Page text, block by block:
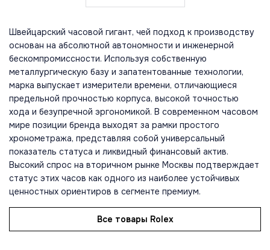
Швейцарский часовой гигант, чей подход к производству
основан на абсолютной автономности и инженерной
бескомпромиссности. Используя собственную
металлургическую базу и запатентованные технологии,
марка выпускает измерители времени, отличающиеся
предельной прочностью корпуса, высокой точностью
хода и безупречной эргономикой. В современном часовом
мире позиции бренда выходят за рамки простого
хронометража, представляя собой универсальный
показатель статуса и ликвидный финансовый актив.
Высокий спрос на вторичном рынке Москвы подтверждает
статус этих часов как одного из наиболее устойчивых
ценностных ориентиров в сегменте премиум.
Все товары Rolex